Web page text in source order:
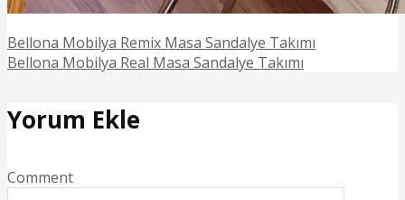
Bellona Mobilya Remix Masa Sandalye Takımı
Bellona Mobilya Real Masa Sandalye Takımı
Yorum Ekle
Comment